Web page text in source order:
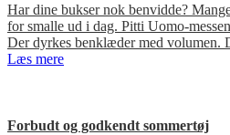
Har dine bukser nok benvidde?
for smalle ud i dag. Pitti Uomo-
Der dyrkes benklæder med volumen.
Læs mere
Forbudt og godkendt sommertøj